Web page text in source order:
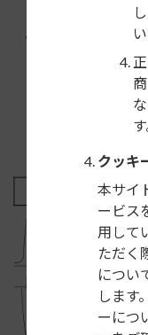
い
す
クッキ
本サイ
ービス
用して
ただく
につい
します
ーにつ